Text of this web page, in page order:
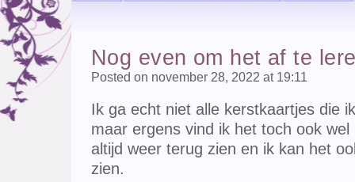
Nog even om het af te
Posted on november 28, 2022 at 19:11
Ik ga echt niet alle kerstkaartjes die
maar ergens vind ik het toch ook
altijd weer terug zien en ik kan het
zien.